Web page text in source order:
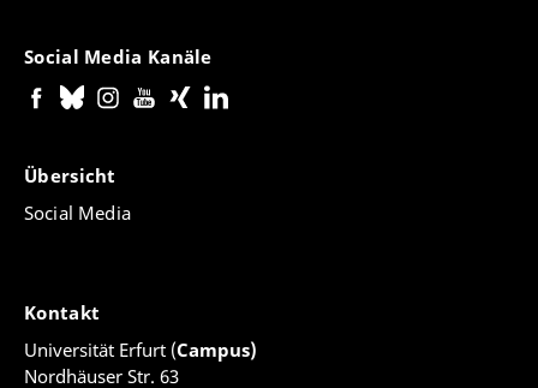
Social Media Kanäle
Übersicht
Social Media
Kontakt
Universität Erfurt (Campus)
Nordhäuser Str. 63